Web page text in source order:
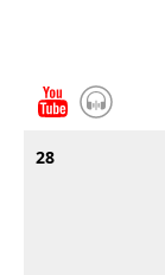
28